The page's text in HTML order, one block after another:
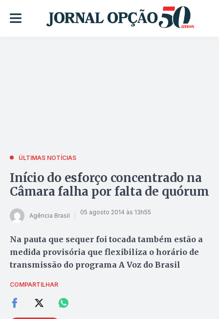
ÚLTIMAS NOTÍCIAS
Início do esforço concentrado na
Câmara falha por falta de quórum
Agência Brasil 05 agosto 2014 às 13h55
Na pauta que sequer foi tocada também estão a
medida provisória que flexibiliza o horário de
transmissão do programa A Voz do Brasil
COMPARTILHAR